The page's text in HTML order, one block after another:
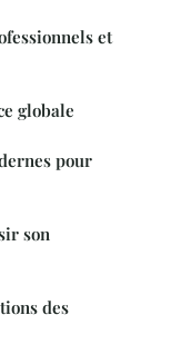
et
globale
pour
son
des